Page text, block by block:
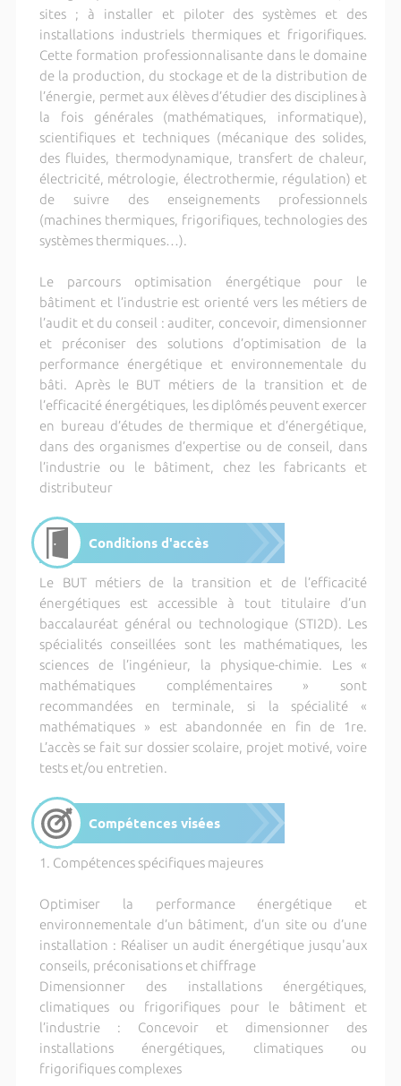
sites ; à installer et piloter des systèmes et des
installations industriels thermiques et frigorifiques.
Cette formation professionnalisante dans le domaine
de la production, du stockage et de la distribution de
l’énergie, permet aux élèves d’étudier des disciplines à
la fois générales (mathématiques, informatique),
scientifiques et techniques (mécanique des solides,
des fluides, thermodynamique, transfert de chaleur,
électricité, métrologie, électrothermie, régulation) et
de suivre des enseignements professionnels
(machines thermiques, frigorifiques, technologies des
systèmes thermiques…).
Le parcours optimisation énergétique pour le
bâtiment et l’industrie est orienté vers les métiers de
l’audit et du conseil : auditer, concevoir, dimensionner
et préconiser des solutions d’optimisation de la
performance énergétique et environnementale du
bâti. Après le BUT métiers de la transition et de
l’efficacité énergétiques, les diplômés peuvent exercer
en bureau d’études de thermique et d’énergétique,
dans des organismes d’expertise ou de conseil, dans
l’industrie ou le bâtiment, chez les fabricants et
distributeur
Conditions d'accès
Le BUT métiers de la transition et de l’efficacité
énergétiques est accessible à tout titulaire d’un
baccalauréat général ou technologique (STI2D). Les
spécialités conseillées sont les mathématiques, les
sciences de l’ingénieur, la physique-chimie. Les «
mathématiques complémentaires » sont
recommandées en terminale, si la spécialité «
mathématiques » est abandonnée en fin de 1re.
L’accès se fait sur dossier scolaire, projet motivé, voire
tests et/ou entretien.
Compétences visées
1. Compétences spécifiques majeures
Optimiser la performance énergétique et
environnementale d’un bâtiment, d’un site ou d’une
installation : Réaliser un audit énergétique jusqu'aux
conseils, préconisations et chiffrage
Dimensionner des installations énergétiques,
climatiques ou frigorifiques pour le bâtiment et
l’industrie : Concevoir et dimensionner des
installations énergétiques, climatiques ou
frigorifiques complexes